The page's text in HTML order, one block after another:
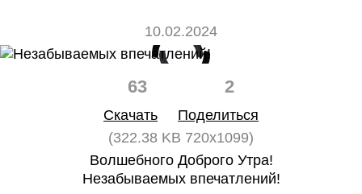
10.02.2024
63 2
Скачать
Поделиться
(322.38 KB 720x1099)
Волшебного Доброго Утра!
Незабываемых впечатлений!